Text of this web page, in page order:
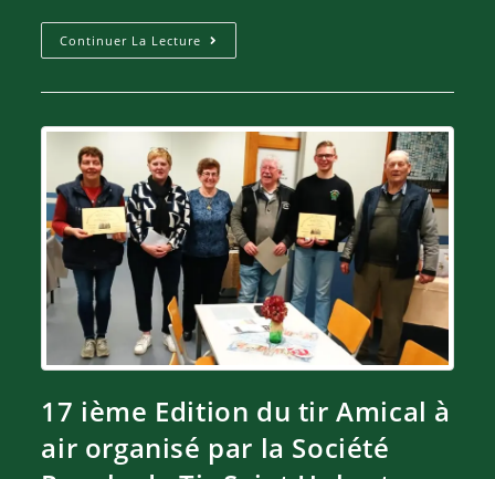
Continuer La Lecture
17 ième Edition du tir Amical à
air organisé par la Société